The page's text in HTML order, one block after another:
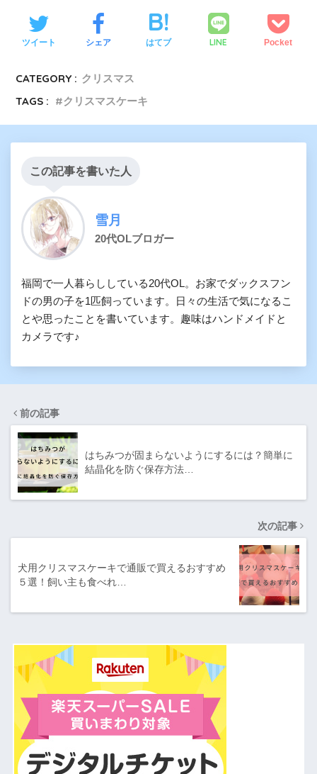
ツイート シェア はてブ LINE Pocket
CATEGORY : クリスマス
TAGS :
クリスマスケーキ
この記事を書いた人
雪月
20代OLブロガー
福岡で一人暮らししている20代OL。お家でダックスフン
ドの男の子を1匹飼っています。日々の生活で気になるこ
とや思ったことを書いています。趣味はハンドメイドと
カメラです♪
前の記事
はちみつが固まらないようにするには？簡単に
結晶化を防ぐ保存方法…
次の記事
犬用クリスマスケーキで通販で買えるおすすめ
５選！飼い主も食べれ…